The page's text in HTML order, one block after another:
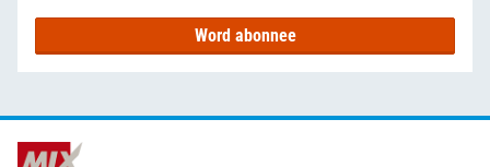
Word abonnee